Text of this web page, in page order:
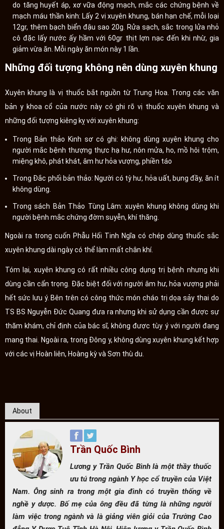
do tăng huyết áp, xơ vữa động mạch, mắc các chứng bệnh về
mạch máu thần kinh: Lấy 2 vị xuyên khung, bán hạn chế, mỗi loại
12gr, thêm bạch biển đậu sao 20g. Rửa sạch, sắc trong lửa nhỏ
cô đặc lấy nước ấy hầm với 60gr thịt lợn nạc đến khi nhừ, gia
giảm vừa ăn. Mỗi ngày ăn món này 1 lần.
Những đối tượng không nên dùng xuyên khung
Xuyên khung là vị thuốc bắt nguồn từ Trung Hoa. Trong các văn
bản y khoa cổ của nước này có ghi rõ vị thuốc xuyên khung và
những đối tượng kiêng kỵ với xuyên khung:
Trong Bản thảo Kinh sơ có ghi: không dùng xuyên khung cho
người mắc bệnh thượng thực hạ hư, nôn mửa, ho, mồ hôi trộm,
miệng khô, phát khát, âm hư hỏa vượng, phiền táo
Trong Đắc phối bản thảo: Người có tỳ hư, hỏa uất, bụng đầy, ăn ít
không dùng.
Trong sách Bản Thảo Tùng Lâm: xuyên khung không dùng khi
người bệnh mắc chứng đờm suyễn, khí thăng.
Ngoài ra trong cuốn Phẫu Hối Tinh Ngĩa có chép dùng thuốc sắc
xuyên khung dài ngày có thể làm mất chân khí.
Tóm lại, xuyên khung có rất nhiều công dụng trị bệnh nhưng khi
dùng cần cẩn trọng. Đặc biệt đối với người âm hư, hỏa vượng phải
hết sức lưu ý. Bên trên có công thức món cháo trị dọa sảy thai do
TS BS Nguyễn Đức Quang đưa ra nhưng khi sử dụng cần được sự
thăm khám, chỉ định của bác sĩ, không được tùy ý với người đang
mang thai. Ngoài ra, trong Đông y, không dùng xuyên khung kết hợp
với các vị Hoàn liên, Hoàng kỳ và Sơn thù du.
About
Trần Quốc Bình
Lương y Trần Quốc Bình là một thầy thuốc
ưu tú trong ngành Y học cổ truyền của Việt
Nam. Ông sinh ra trong một gia đình có truyền thống về
nghề y dược. Bố mẹ của ông đều đã từng là những người
làm việc trong ngành và là giảng viên giỏi của Trường Cao